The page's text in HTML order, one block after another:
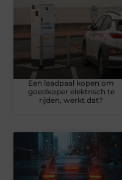
Een laadpaal kopen om
goedkoper elektrisch te
rijden, werkt dat?